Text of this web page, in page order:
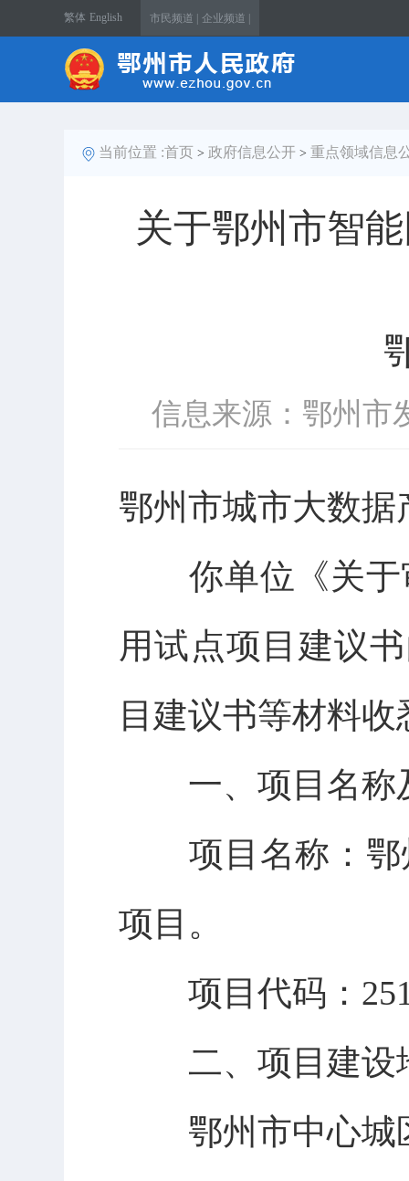
繁体 English 市民频道 | 企业频道 |
当前位置 :首页 > 政府信息公开 > 重点领域信息
关于鄂州市智
信息来源：鄂州市
鄂州市城市大数据
你单位《关
用试点项目建议
目建议书等材料
一、 项目 名称
项目名称：
项目。
项目代码： 25
二、 项目建设
鄂州市中心城